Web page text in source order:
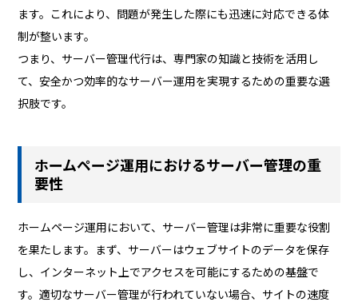
ます。これにより、問題が発生した際にも迅速に対応できる体
制が整います。
つまり、サーバー管理代行は、専門家の知識と技術を活用し
て、安全かつ効率的なサーバー運用を実現するための重要な選
択肢です。
ホームページ運用におけるサーバー管理の重
要性
ホームページ運用において、サーバー管理は非常に重要な役割
を果たします。まず、サーバーはウェブサイトのデータを保存
し、インターネット上でアクセスを可能にするための基盤で
す。適切なサーバー管理が行われていない場合、サイトの速度